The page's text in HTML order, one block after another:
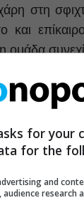
στη
και
ξεφεύγει
for your
for the
and
research